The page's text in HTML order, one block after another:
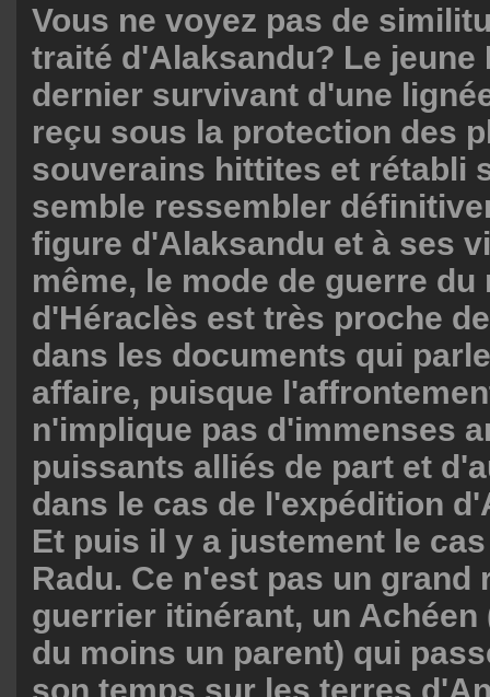
Vous ne voyez pas de
traité d'Alaksandu? Le jeune
dernier survivant d'une
reçu sous la protection des
souverains hittites et rétabli
semble ressembler
figure d'Alaksandu et à ses
même, le mode de guerre du
d'Héraclès est très proche
dans les documents qui
affaire, puisque
n'implique pas d'immenses
puissants alliés de part et
dans le cas de l'expédition
Et puis il y a justement le
Radu. Ce n'est pas un grand
guerrier itinérant, un Achéen
du moins un parent) qui
son temps sur les terres